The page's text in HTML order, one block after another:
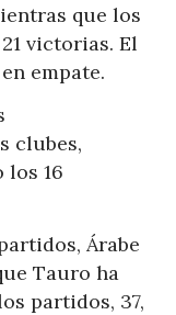
que los
victorias. El
empate.
clubes,
los 16
Árabe
Tauro ha
partidos, 37,